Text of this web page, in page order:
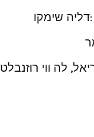
שימקו
לה ווי רוזנבלט